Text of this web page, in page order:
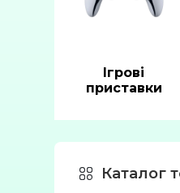
Ігрові
приставки
Каталог